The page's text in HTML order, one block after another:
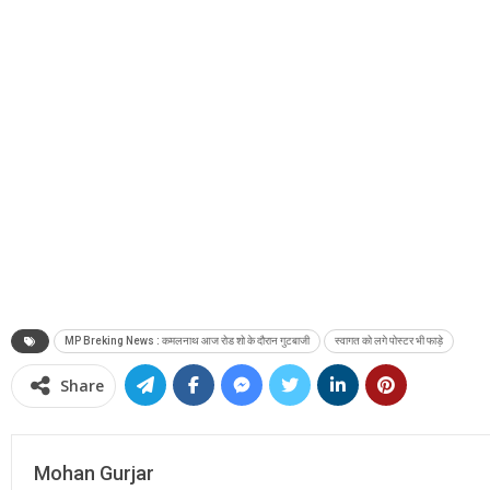
MP Breking News : कमलनाथ आज रोड शो के दौरान गुटबाजी स्वागत को लगे पोस्टर भी फाड़े
Share
Mohan Gurjar